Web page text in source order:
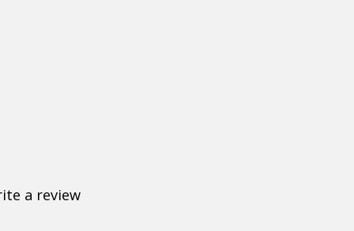
a review